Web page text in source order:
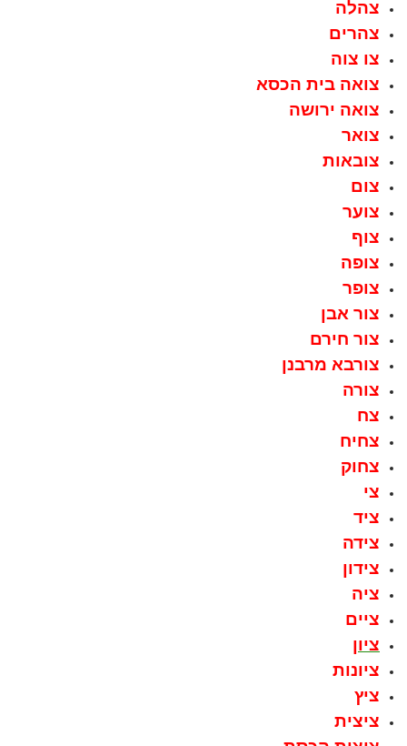
צהלה
צהרים
צו צוה
צואה בית הכסא
צואה ירושה
צואר
צובאות
צום
צוער
צוף
צופה
צופר
צור אבן
צור חירם
צורבא מרבנן
צורה
צח
צחיח
צחוק
צי
ציד
צידה
צידון
ציה
ציים
ציון
ציונות
ציץ
ציצית